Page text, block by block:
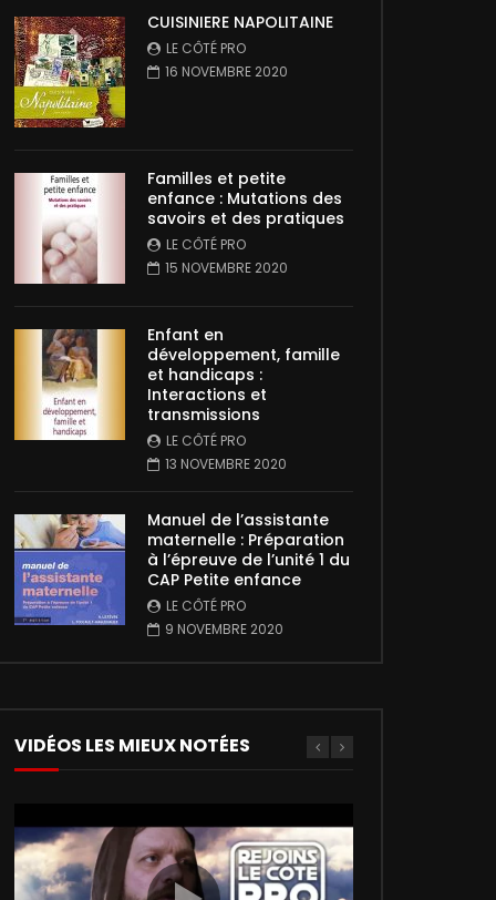
CUISINIERE NAPOLITAINE
LE CÔTÉ PRO
16 NOVEMBRE 2020
Familles et petite
enfance : Mutations des
savoirs et des pratiques
LE CÔTÉ PRO
15 NOVEMBRE 2020
Enfant en
développement, famille
et handicaps :
Interactions et
transmissions
LE CÔTÉ PRO
13 NOVEMBRE 2020
Manuel de l’assistante
maternelle : Préparation
à l’épreuve de l’unité 1 du
CAP Petite enfance
LE CÔTÉ PRO
9 NOVEMBRE 2020
VIDÉOS LES MIEUX NOTÉES